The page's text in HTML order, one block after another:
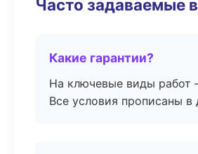
Часто задаваемые
Какие гарантии?
На ключевые виды работ
Все условия прописаны в